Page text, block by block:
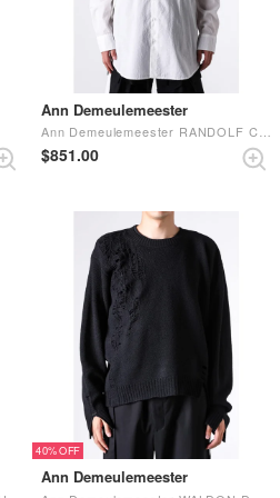
Ann Demeulemeester
Ann Demeulemeester RANDOLF COMFORT SHIRT WITH ADJUSTABLE STRAP (NATURAL WHITE)
$‌851.00
40%
Ann Demeulemeester